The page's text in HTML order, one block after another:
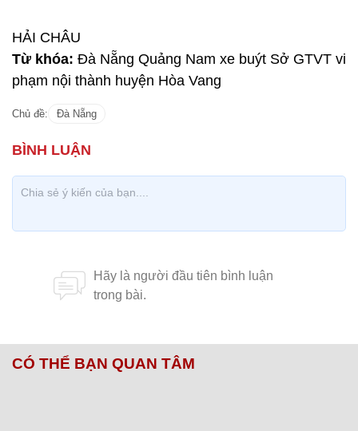
HẢI CHÂU
Từ khóa: Đà Nẵng Quảng Nam xe buýt Sở GTVT vi
phạm nội thành huyện Hòa Vang
Chủ đề: Đà Nẵng
CÓ THỂ BẠN QUAN TÂM